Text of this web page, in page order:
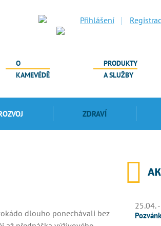
Přihlášení
O
KAMEVÉDĚ
PRODUKTY
A SLUŽBY
ZDRAVÍ
dlouho ponechávali bez
25.04.